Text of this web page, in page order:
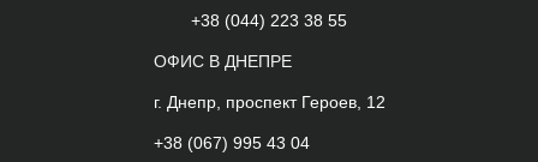
+38 (044) 223 38 55
ОФИС В ДНЕПРЕ
г. Днепр, проспект Героев, 12
+38 (067) 995 43 04